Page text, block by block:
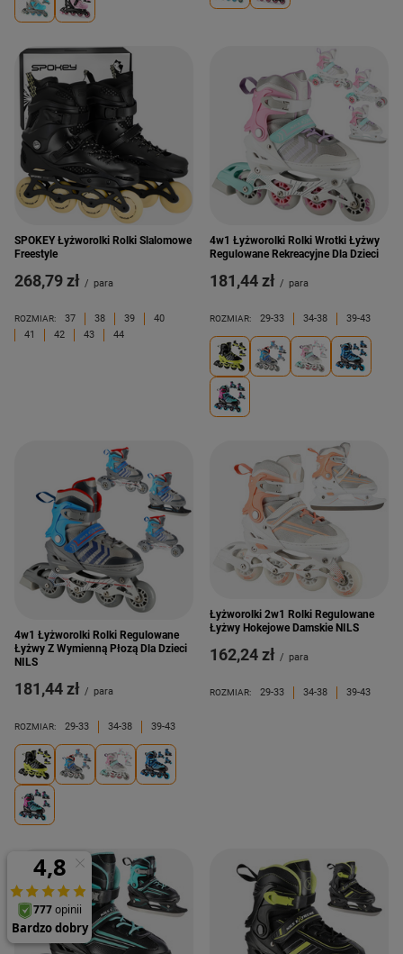
SPOKEY Łyżworolki Rolki Slalomowe
Freestyle
268,79 zł / para
ROZMIAR: 37 38 39
40
41
42 43 44
4w1 Łyżworolki Rolki Wrotki Łyżwy
Regulowane Rekreacyjne Dla Dzieci
181,44 zł / para
ROZMIAR: 29-33 34-38 39-43
4w1 Łyżworolki Rolki Regulowane
Łyżwy Z Wymienną Płozą Dla Dzieci
NILS
181,44 zł / para
ROZMIAR: 29-33 34-38 39-43
Łyżworolki 2w1 Rolki Regulowane
Łyżwy Hokejowe Damskie NILS
162,24 zł / para
ROZMIAR: 29-33 34-38 39-43